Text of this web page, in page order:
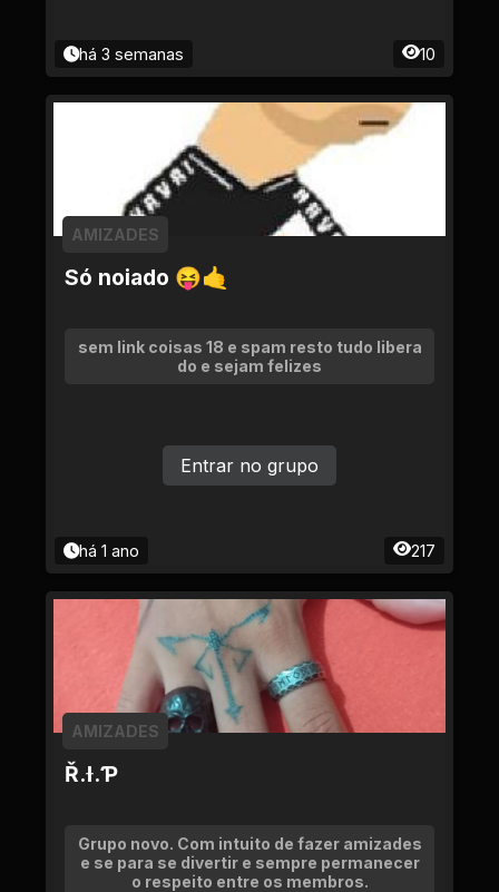
há 3 semanas 10
Só noiado 😝🤙
AMIZADES
sem link coisas 18 e spam resto tudo libera
do e sejam felizes
há 1 ano 217
Entrar no grupo
Ř.Ɨ.Ƥ
AMIZADES
Grupo novo. Com intuito de fazer amizades
e se para se divertir e sempre permanecer
o respeito entre os membros.